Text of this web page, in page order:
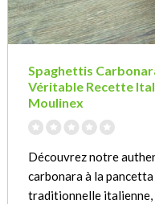
Spaghettis
Véritable Recette
Moulinex
Découvrez notre
carbonara à la
traditionnelle italienne,